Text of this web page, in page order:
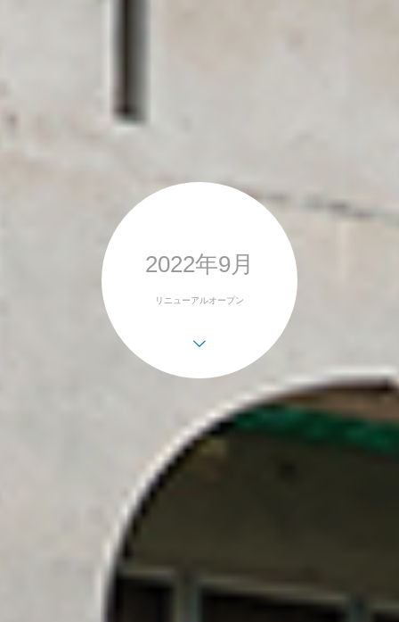
2022年9月
リニューアルオープン